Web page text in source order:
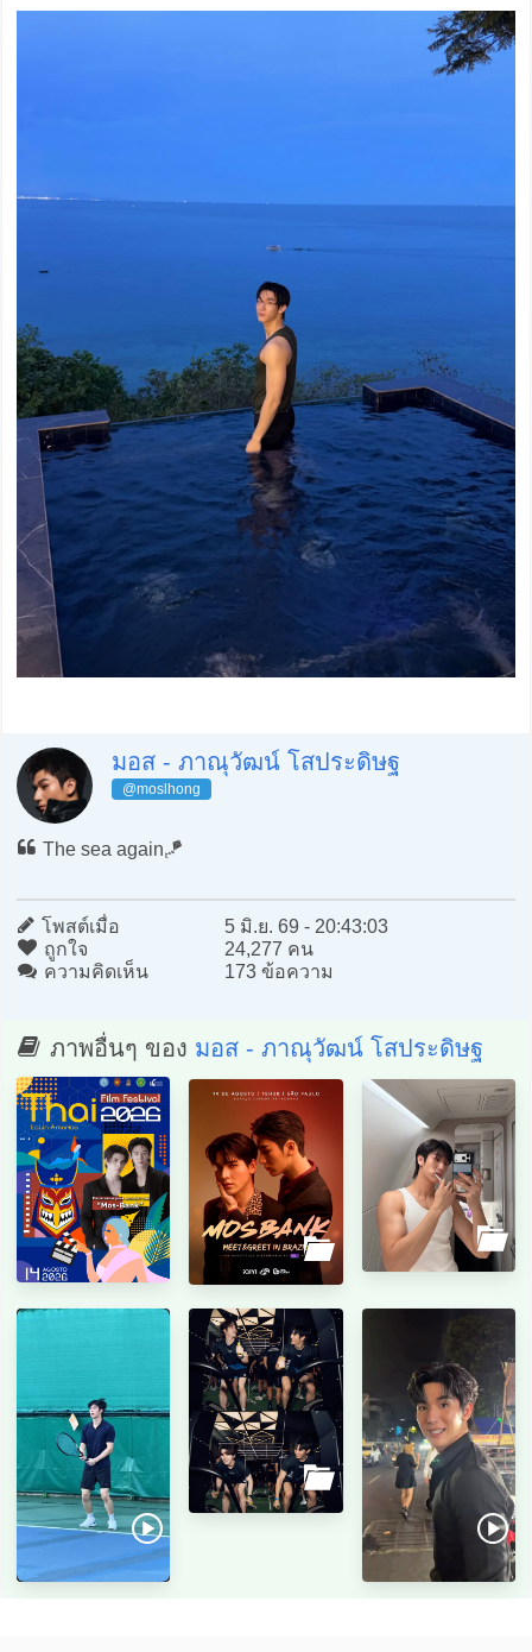
มอส - ภาณุวัฒน์ โสประดิษฐ
@moslhong
The sea again🪁
โพสต์เมื่อ
5 มิ.ย. 69 - 20:43:03
ถูกใจ
24,277 คน
ความคิดเห็น
173 ข้อความ
ภาพอื่นๆ ของ มอส - ภาณุวัฒน์ โสประดิษฐ